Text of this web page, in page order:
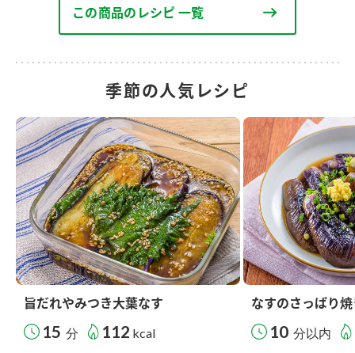
この商品のレシピ 一覧
季節の人気レシピ
旨だれやみつき大葉なす
15 分 112 kcal
なすのさっぱり
10 分以内